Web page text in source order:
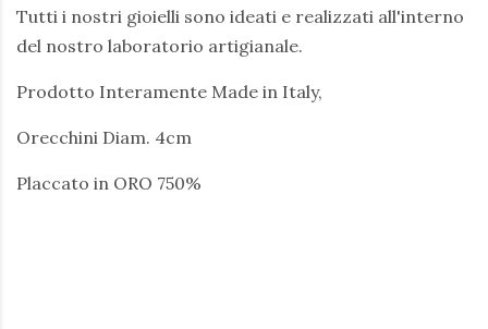
Tutti i nostri gioielli sono ideati e realizzati all'interno
del nostro laboratorio artigianale.
Prodotto Interamente Made in Italy,
Orecchini Diam. 4cm
Placcato in ORO 750%